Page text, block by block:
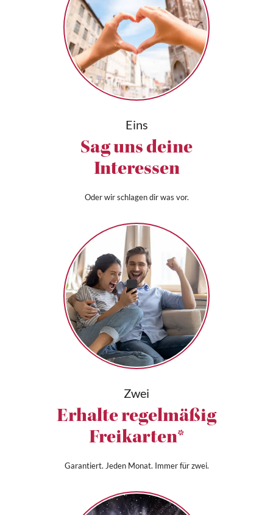
Eins
Sag uns deine
Interessen
Oder wir schlagen dir was vor.
Zwei
Erhalte regelmäßig
Freikarten*
Garantiert. Jeden Monat. Immer für zwei.